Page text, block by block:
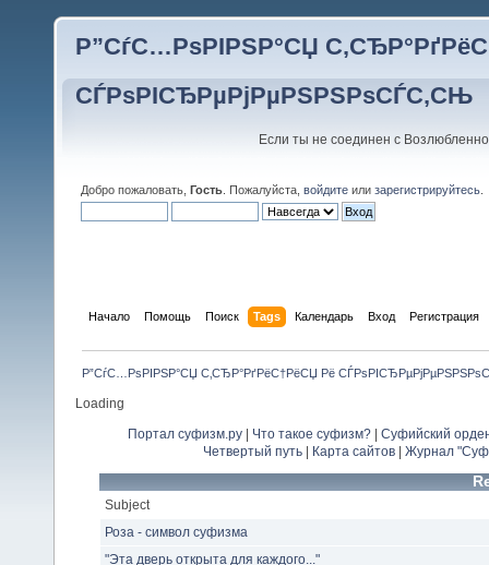
Р”СѓС…РѕРІРЅР°СЏ
СЃРѕРІСЂРµРјРµРЅРЅРѕСЃС‚СЊ
Если ты не соединен с
Добро пожаловать, Гость . Пожалуйста, войдите или зарегистрируйтесь
Начало Помощь Поиск Tags Календарь Вход Регистрация
Р”СѓС…РѕРІРЅР°СЏ С‚СЂР°РґРёС†РёСЏ Рё
Loading
Портал суфизм.ру Что такое суфизм?
Суфийский
Четвертый путь| Карта сайтов| Журнал
Subject
Роза - символ суфизма
"Эта дверь открыта для каждого..."